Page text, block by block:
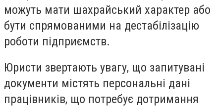
можуть мати шахрайський характер або
бути спрямованими на дестабілізацію
роботи підприємств.
Юристи звертають увагу, що запитувані
документи містять персональні дані
працівників, що потребує дотримання